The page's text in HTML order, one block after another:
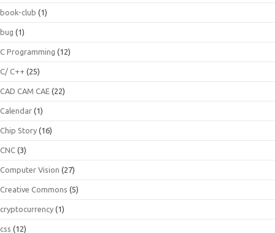
book-club (1)
bug (1)
C Programming (12)
C/ C++ (25)
CAD CAM CAE (22)
Calendar (1)
Chip Story (16)
CNC (3)
Computer Vision (27)
Creative Commons (5)
cryptocurrency (1)
css (12)